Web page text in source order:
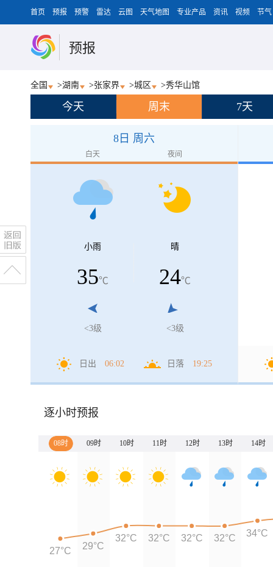
首页 预报 预警 雷达 云图 天气地图 专业产品 资讯 视频 节气
预报
全国 >湖南 >张家界 >城区 >秀华山馆
今天 周末 7天
8日 周六
白天 夜间
小雨
35℃
<3级
晴
24℃
<3级
日出 06:02 日落 19:25
逐小时预报
08时 09时 10时 11时 12时 13时 14时
27°C 29°C
32°C 32°C 32°C 32°C 34°C